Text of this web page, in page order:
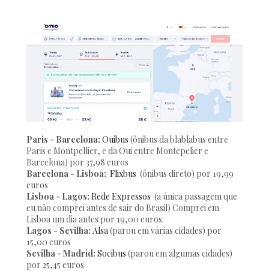
Paris - Barcelona: Ouibus (ônibus da blablabus entre
Paris e Montpellier, e da Oui entre Montepelier e
Barcelona) por 37,98 euros
Barcelona - Lisboa: Flixbus (ônibus direto) por 19,99
euros
Lisboa - Lagos: Rede Expressos (a única passagem que
eu não comprei antes de sair do Brasil) Comprei em
Lisboa um dia antes por 19,00 euros
Lagos - Sevilha: Alsa (parou em várias cidades) por
15,00 euros
Sevilha - Madrid: Socibus (parou em algumas cidades)
por 25,45 euros